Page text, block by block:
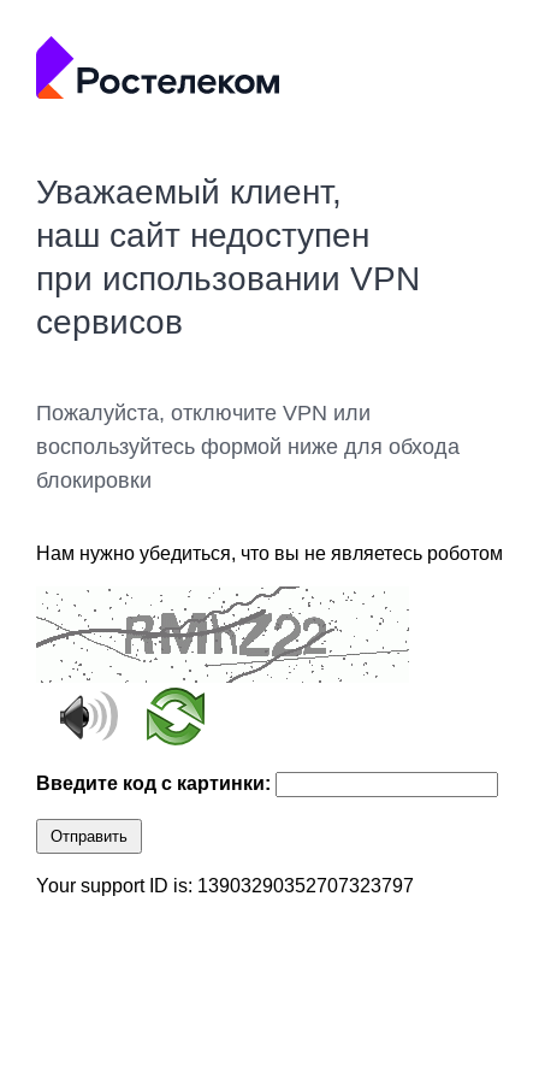
Уважаемый клиент,
наш сайт недоступен
при использовании VPN
сервисов
Пожалуйста, отключите VPN или
воспользуйтесь формой ниже для обхода
блокировки
Нам нужно убедиться, что вы не являетесь роботом
Введите код с картинки:
Отправить
Your support ID is: 13903290352707323797